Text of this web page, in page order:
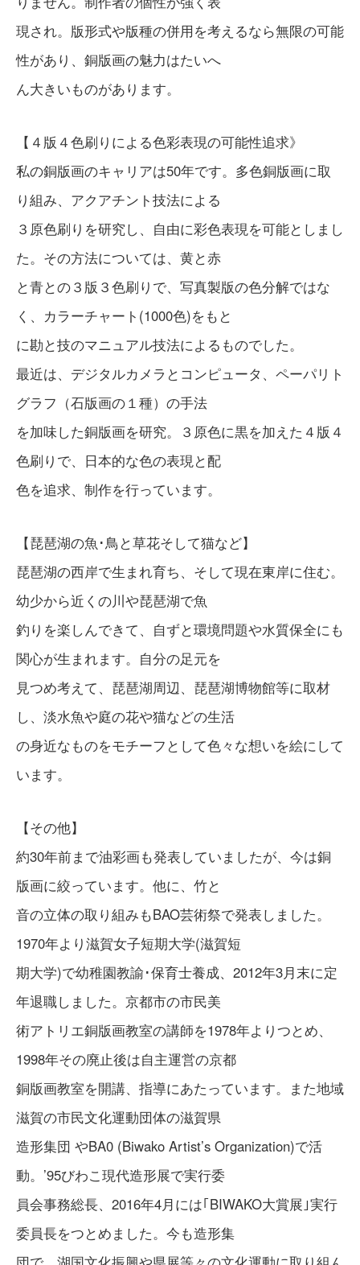
現され。版形式や版種の併用を考えるなら無限の可能
性があり、銅版画の魅力はたいへ
ん大きいものがあります。
【４版４色刷りによる色彩表現の可能性追求》
私の銅版画のキャリアは50年です。多色銅版画に取
り組み、アクアチント技法による
３原色刷りを研究し、自由に彩色表現を可能としまし
た。その方法については、黄と赤
と青との３版３色刷りで、写真製版の色分解ではな
く、カラーチャート(1000色)をもと
に勘と技のマニュアル技法によるものでした。
最近は、デジタルカメラとコンピュータ、ペーパリト
グラフ（石版画の１種）の手法
を加味した銅版画を研究。３原色に黒を加えた４版４
色刷りで、日本的な色の表現と配
色を追求、制作を行っています。
【琵琶湖の魚･鳥と草花そして猫など】
琵琶湖の西岸で生まれ育ち、そして現在東岸に住む。
幼少から近くの川や琵琶湖で魚
釣りを楽しんできて、自ずと環境問題や水質保全にも
関心が生まれます。自分の足元を
見つめ考えて、琵琶湖周辺、琵琶湖博物館等に取材
し、淡水魚や庭の花や猫などの生活
の身近なものをモチーフとして色々な想いを絵にして
います。
【その他】
約30年前まで油彩画も発表していましたが、今は銅
版画に絞っています。他に、竹と
音の立体の取り組みもBAO芸術祭で発表しました。
1970年より滋賀女子短期大学(滋賀短
期大学)で幼稚園教諭･保育士養成、2012年3月末に定
年退職しました。京都市の市民美
術アトリエ銅版画教室の講師を1978年よりつとめ、
1998年その廃止後は自主運営の京都
銅版画教室を開講、指導にあたっています。また地域
滋賀の市民文化運動団体の滋賀県
造形集団 やBA0 (Biwako Artist’s Organization)で活
動。’95びわこ現代造形展で実行委
員会事務総長、2016年4月には｢BIWAKO大賞展｣実行
委員長をつとめました。今も造形集